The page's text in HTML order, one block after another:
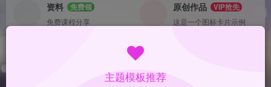
资料
免费领
免费课程分享
原创作品
VIP抢先
这是一个图标卡片示例
主题模板推荐